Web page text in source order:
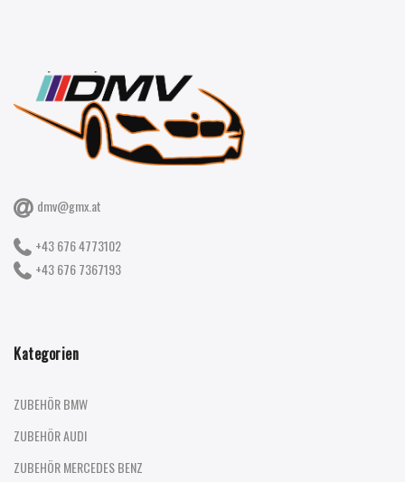
dmv@gmx.at
+43 676 4773102
+43 676 7367193
Kategorien
ZUBEHÖR BMW
ZUBEHÖR AUDI
ZUBEHÖR MERCEDES BENZ